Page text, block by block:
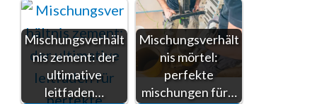
Mischungsverhält
nis zement: der
ultimative
leitfaden…
Mischungsverhält
nis mörtel:
perfekte
mischungen für…